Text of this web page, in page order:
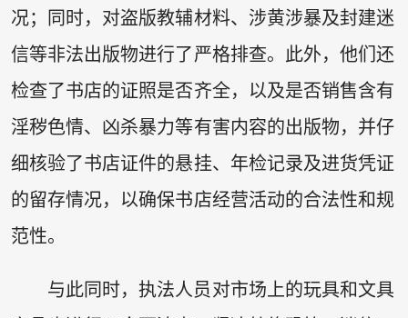
况；同时，对盗版教辅材料、涉黄涉暴及封建迷
信等非法出版物进行了严格排查。此外，他们还
检查了书店的证照是否齐全，以及是否销售含有
淫秽色情、凶杀暴力等有害内容的出版物，并仔
细核验了书店证件的悬挂、年检记录及进货凭证
的留存情况，以确保书店经营活动的合法性和规
范性。
与此同时，执法人员对市场上的玩具和文具